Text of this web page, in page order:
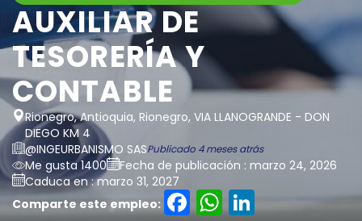
AUXILIAR DE
TESORERÍA Y
CONTABLE
Rionegro, Antioquia, Rionegro, VIA LLANOGRANDE - DON
DIEGO KM 4
@INGEURBANISMO SASPublicado 4 meses atrás
Me gusta 1400
Fecha de publicación : marzo 24, 2026
Caduca en : marzo 31, 2027
Comparte este empleo:
Facebook